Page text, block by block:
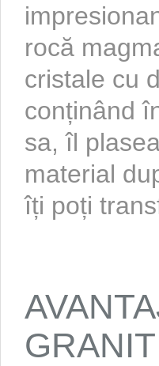
rocă
cristale cu
conținând
sa, îl
material
îți poți